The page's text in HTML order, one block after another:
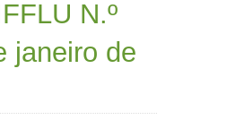
N.º
janeiro de